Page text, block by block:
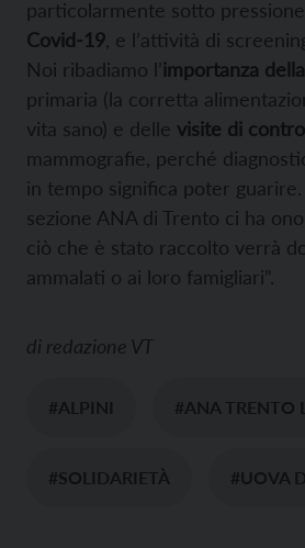
particolarmente sotto
Covid-19 , e l’attività di
Noi ribadiamo l’importanza
primaria (la corretta
vita sano) e delle visite di
mammografie, perché
in tempo significa poter guarire.
sezione ANA di Trento ci ha
ciò che è stato raccolto verrà
ammalati o ai loro famigliari”.
di redazione VT
#ALPINI #ANA TRENTO
#SOLIDARIETÀ #UOVA